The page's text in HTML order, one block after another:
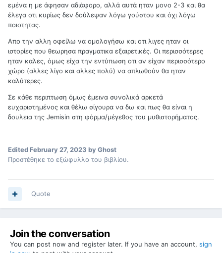
εμένα η με άφησαν αδιάφορο, αλλά αυτά ηταν μονο 2-3 και θα
έλεγα οτι κυρίως δεν δούλεψαν λόγω γούστου και όχι λόγω
ποιοτητας.
Απο την αλλη οφείλω να ομολογήσω και οτι λιγες ηταν οι
ιστορίες που θεωρησα πραγματικα εξαιρετικές. Οι περισσότερες
ηταν καλες, όμως είχα την εντύπωση οτι αν είχαν περισσότερο
χώρο (αλλες λίγο και αλλες πολύ) να απλωθούν θα ηταν
καλύτερες.
Σε κάθε περιπτωση όμως έμεινα συνολικά αρκετά
ευχαριστημένος και θέλω σίγουρα να δω και πως θα είναι η
δουλεια της Jemisin στη φόρμα/μέγεθος του μυθιστορήματος.
EditedFebruary 27, 2023 by Ghost
Προστέθηκε το εξώφυλλο του βιβλίου.
Quote
Join the conversation
You can post now and register later. If you have an account, sign